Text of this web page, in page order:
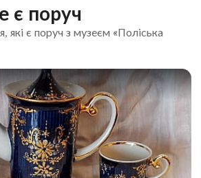
поруч
які є поруч з музеєм «Поліська